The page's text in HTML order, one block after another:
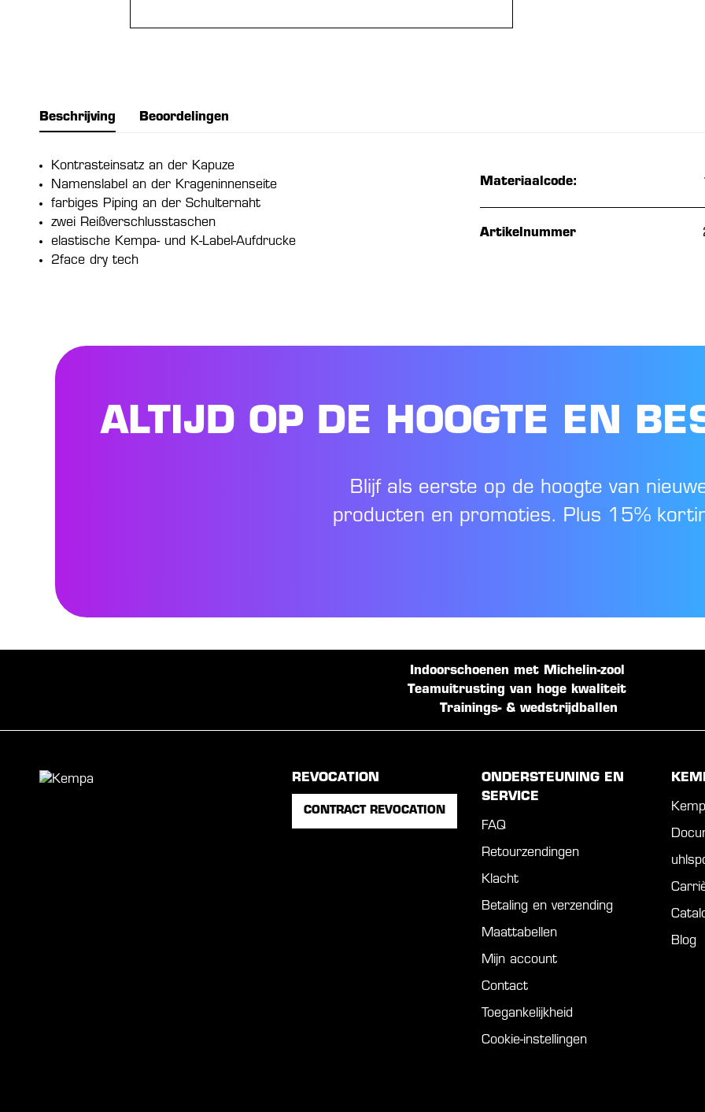
Beschrijving Beoordelingen
Kontrasteinsatz an der Kapuze
Namenslabel an der Krageninnenseite
farbiges Piping an der Schulternaht
zwei Reißverschlusstaschen
elastische Kempa- und K-Label-Aufdrucke
2face dry tech
Materiaalcode:
Artikelnummer
ALTIJD OP DE HOOGTE EN
Blijf als eerste op de hoogte van
producten en promoties. Plus 15%
Indoorschoenen met Michelin-zool
Teamuitrusting van hoge kwaliteit
Trainings- & wedstrijdballen
REVOCATION
CONTRACT REVOCATION
ONDERSTEUNING EN
SERVICE
FAQ
Retourzendingen
Klacht
Betaling en verzending
Maattabellen
Mijn account
Contact
Toegankelijkheid
Cookie-instellingen
Blog